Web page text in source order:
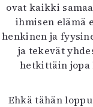
ovat kaikki
ihmisen elämä
henkinen ja
ja tekevät
hetkittäin jopa
Ehkä tähän